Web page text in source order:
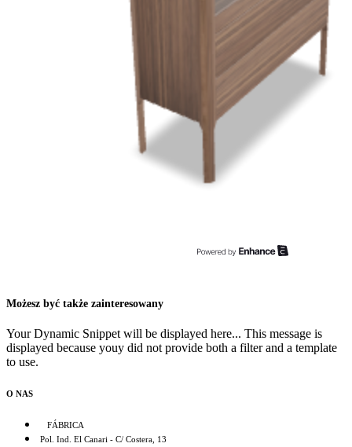
Możesz być także zainteresowany
Your Dynamic Snippet will be displayed here... This message is
displayed because youy did not provide both a filter and a template
to use.
O NAS
FÁBRICA
Pol. Ind. El Canari - C/ Costera, 13